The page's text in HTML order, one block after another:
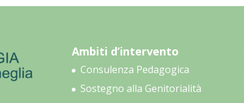
Ambiti d’intervento
Consulenza Pedagogica
Sostegno alla Genitorialità